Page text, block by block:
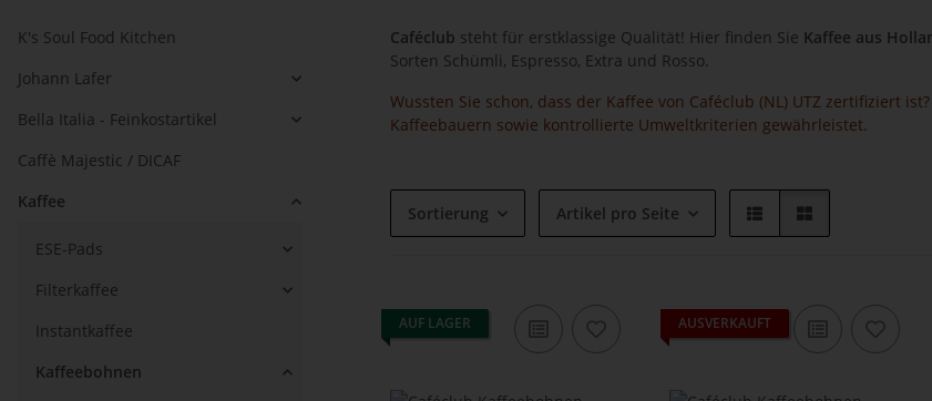
Caféclub steht für erstklassige Qualität! Hier finden Sie Kaffee aus
Sorten Schümli, Espresso, Extra und Rosso.
Wussten Sie schon, dass der Kaffee von Caféclub (NL) UTZ zertifiziert
Kaffeebauern sowie kontrollierte Umweltkriterien gewährleistet.
Sortierung Artikel pro Seite
AUF LAGER AUSVERKAUFT
K's Soul Food Kitchen
Johann Lafer
Bella Italia - Feinkostartikel
Caffè Majestic / DICAF
Kaffee
ESE-Pads
Filterkaffee
Instantkaffee
Kaffeebohnen